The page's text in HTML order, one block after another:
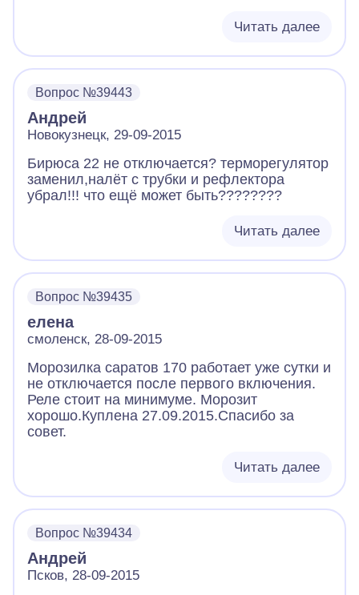
Читать далее
Вопрос №39443
Андрей
Новокузнецк, 29-09-2015
Бирюса 22 не отключается? терморегулятор
заменил,налёт с трубки и рефлектора
убрал!!! что ещё может быть????????
Читать далее
Вопрос №39435
елена
смоленск, 28-09-2015
Морозилка саратов 170 работает уже сутки и
не отключается после первого включения.
Реле стоит на минимуме. Морозит
хорошо.Куплена 27.09.2015.Спасибо за
совет.
Читать далее
Вопрос №39434
Андрей
Псков, 28-09-2015